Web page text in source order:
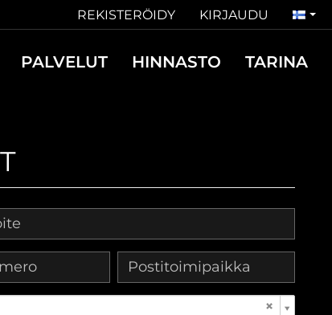
REKISTERÖIDY KIRJAUDU
PALVELUT HINNASTO TARINA